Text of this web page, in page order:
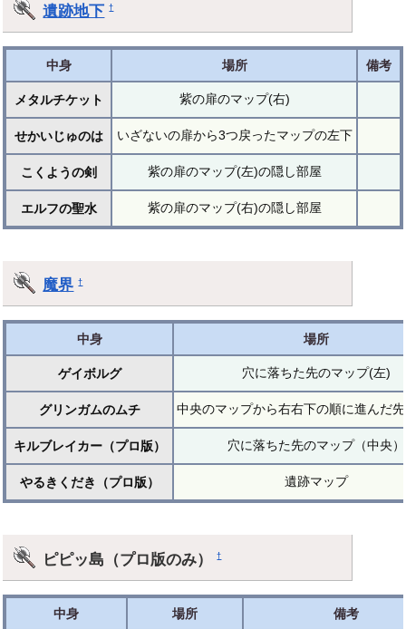
遺跡地下 †
中身 場所 備考
メタルチケット 紫の扉のマップ(右)
せかいじゅのは いざないの扉から3つ戻ったマップの左下
こくようの剣 紫の扉のマップ(左)の隠し部屋
エルフの聖水 紫の扉のマップ(右)の隠し部屋
魔界 †
中身 場所
ゲイボルグ 穴に落ちた先のマップ(左)
グリンガムのムチ 中央のマップから右右下の順に進んだ
キルブレイカー（プロ版） 穴に落ちた先のマップ（中央）
やるきくだき（プロ版） 遺跡マップ
ピピッ島（プロ版のみ）†
中身 場所 備考